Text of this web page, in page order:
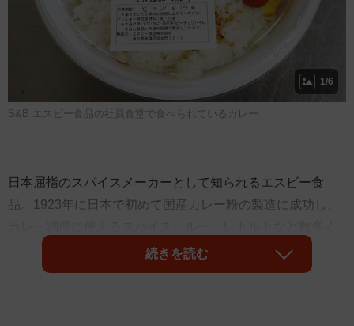
1/6
S&B エスビー食品の社員食堂で食べられているカレー
日本屈指のスパイスメーカーとして知られるエスビー食
品。1923年に日本で初めて国産カレー粉の製造に成功し、
の商品を製造販売していることはご存知の通りかと思いま
続きを読む